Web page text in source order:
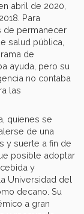
abril de 2020,
Para
de permanecer
salud pública,
de
ayuda, pero su
no contaba
las
quienes se
de una
y suerte a fin de
posible adoptar
y
Universidad del
decano. Su
a gran